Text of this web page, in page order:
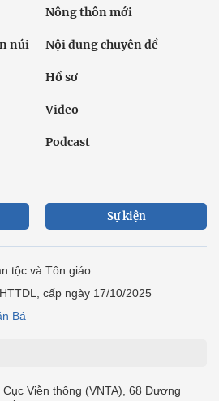
Nông thôn mới
núi Nội dung chuyên đề
Hồ sơ
Video
Podcast
Sự kiện
tộc và Tôn giáo
cấp ngày 17/10/2025
Bá
Viễn thông (VNTA), 68 Dương